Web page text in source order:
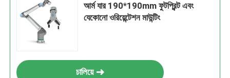
আর্ম যার 190*190mm ফুটপ্রিন্ট এবং
যেকোনো ওরিয়েন্টেশন মাউন্টিং
চালিয়ে